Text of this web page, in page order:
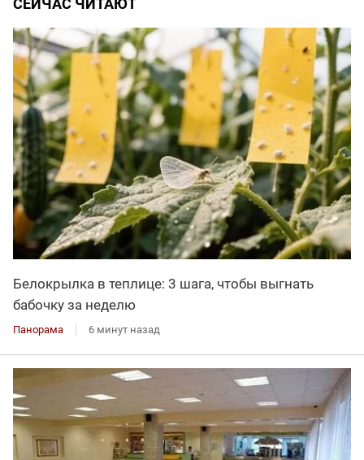
СЕЙЧАС ЧИТАЮТ
Белокрылка в теплице: 3 шага, чтобы выгнать
бабочку за неделю
Панорама 6 минут назад